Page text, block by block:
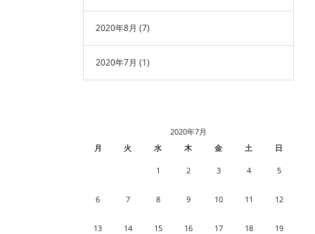
2020年8月 (7)
2020年7月 (1)
2020年7月
月
火 水 木 金 土 日
1 2 3 4 5
6 7 8 9 10 11 12
13 14 15 16 17 18 19